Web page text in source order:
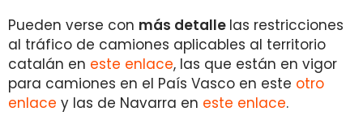
Pueden verse con más detalle las restricciones
al tráfico de camiones aplicables al territorio
catalán en este enlace, las que están en vigor
para camiones en el País Vasco en este otro
enlace y las de Navarra en este enlace.